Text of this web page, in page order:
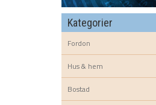
Kategorier
Fordon
Hus & hem
Bostad